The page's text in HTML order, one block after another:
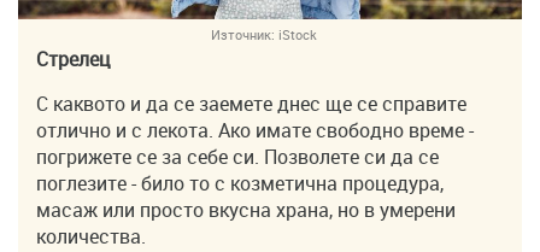
Източник: iStock
Стрелец
С каквото и да се заемете днес ще се справите
отлично и с лекота. Ако имате свободно време -
погрижете се за себе си. Позволете си да се
поглезите - било то с козметична процедура,
масаж или просто вкусна храна, но в умерени
количества.